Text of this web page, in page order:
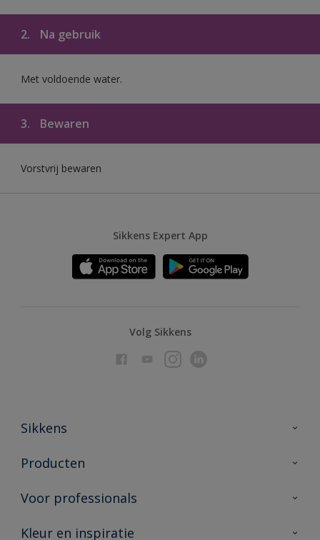
2. Na gebruik
Met voldoende water.
3. Bewaren
Vorstvrij bewaren
Sikkens Expert App
Volg Sikkens
Sikkens
Over Sikkens
Duurzaamheid
Producten
Producten voor binnen
Vind je verkooppunt
Voor professionals
Advies & service
Kleur en inspiratie